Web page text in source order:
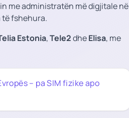
me administratën më digjitale në
të fshehura.
Estonia,Tele2dheElisa, me
– pa SIM fizike apo